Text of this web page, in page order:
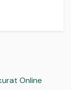
Online